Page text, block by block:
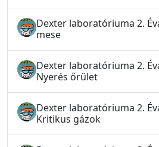
Dexter laboratóriuma 2.
mese
Dexter laboratóriuma 2.
Nyerés őrület
Dexter laboratóriuma 2.
Kritikus gázok